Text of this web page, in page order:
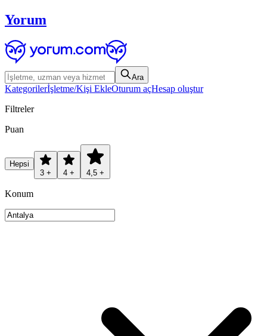
Yorum
Ara
Kategorilerİşletme/Kişi EkleOturum açHesap oluştur
Filtreler
Puan
Hepsi
3 +
4 + 4,5 +
Konum